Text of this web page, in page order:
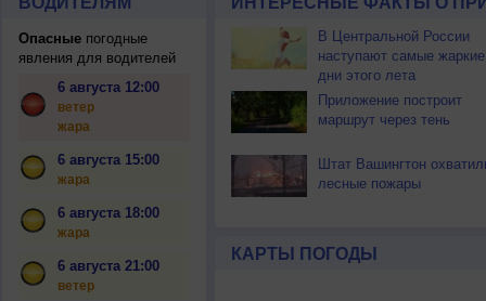
Опасныепогодные
явления для водителей
6 августа 12:00
ветер
жара
6 августа 15:00
жара
6 августа 18:00
жара
6 августа 21:00
ветер
В Центральной России
наступают самые жаркие
дни этого лета
Приложение построит
маршрут через тень
Штат Вашингтон
лесные пожары
КАРТЫ ПОГОДЫ